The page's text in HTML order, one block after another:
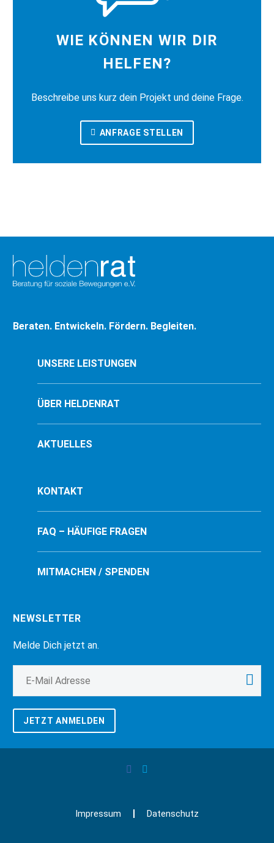
WIE KÖNNEN WIR DIR
HELFEN?
Beschreibe uns kurz dein Projekt und deine Frage.
ANFRAGE STELLEN
Beraten. Entwickeln. Fördern. Begleiten.
UNSERE LEISTUNGEN
ÜBER HELDENRAT
AKTUELLES
KONTAKT
FAQ – HÄUFIGE FRAGEN
MITMACHEN / SPENDEN
NEWSLETTER
Melde Dich jetzt an.
JETZT ANMELDEN
Impressum Datenschutz